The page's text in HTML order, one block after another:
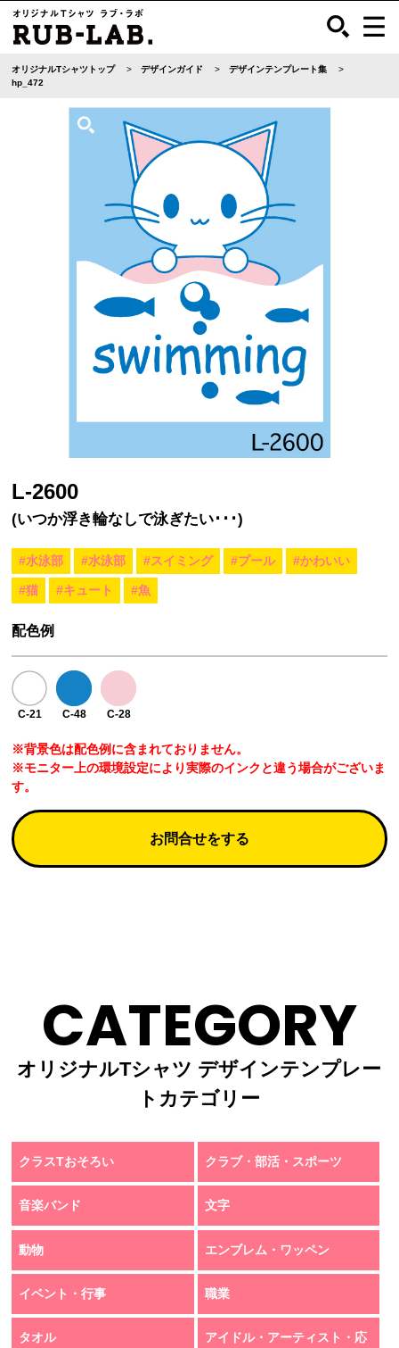
オリジナルTシャツトップ デザインガイド
デザインテンプレート集
hp_472
L-2600
(いつか浮き輪なしで泳ぎたい･･･)
#水泳部 #水泳部 #スイミング #プール #かわいい
#猫 #キュート #魚
配色例
C-21 C-48 C-28
※背景色は配色例に含まれておりません。
※モニター上の環境設定により実際のインクと違う場合がございま
す。
お問合せをする
CATEGORY
オリジナルTシャツ デザインテンプレー
トカテゴリー
クラスTおそろい クラブ・部活・スポーツ
音楽バンド 文字
動物 エンブレム・ワッペン
イベント・行事 職業
タオル
アイドル・アーティスト・応